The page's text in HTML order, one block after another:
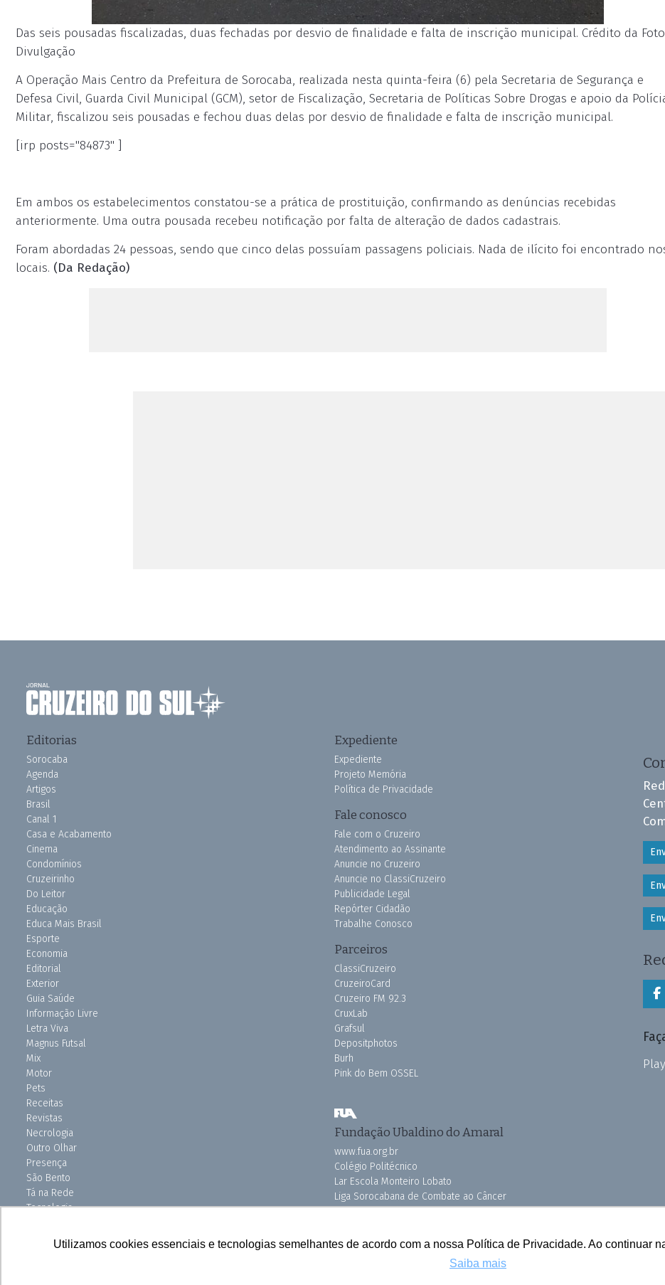
Utilizamos cookies essenciais e tecnologias semelhantes de acordo com a nossa Política de Privacidade. Ao continuar
Saiba mais
Das seis pousadas fiscalizadas, duas fechadas por desvio de finalidade e falta de inscrição municipal. Crédito da
Divulgação
A Operação Mais Centro da Prefeitura de Sorocaba, realizada nesta quinta-feira (6) pela Secretaria de Segurança e
Defesa Civil, Guarda Civil Municipal (GCM), setor de Fiscalização, Secretaria de Políticas Sobre Drogas e apoio da
Militar, fiscalizou seis pousadas e fechou duas delas por desvio de finalidade e falta de inscrição municipal.
[irp posts="84873" ]
Em ambos os estabelecimentos constatou-se a prática de prostituição, confirmando as denúncias recebidas
anteriormente. Uma outra pousada recebeu notificação por falta de alteração de dados cadastrais.
Foram abordadas 24 pessoas, sendo que cinco delas possuíam passagens policiais. Nada de ilícito foi encontrado
locais. (Da Redação)
Editorias
Sorocaba
Agenda
Artigos
Brasil
Canal 1
Casa e Acabamento
Cinema
Condomínios
Cruzeirinho
Do Leitor
Educação
Educa Mais Brasil
Esporte
Economia
Editorial
Exterior
Guia Saúde
Informação Livre
Letra Viva
Magnus Futsal
Mix
Motor
Pets
Receitas
Revistas
Necrologia
Outro Olhar
Presença
São Bento
Tá na Rede
Tecnologia
Uniso Ciência
Expediente
Expediente
Projeto Memória
Política de Privacidade
Fale conosco
Fale com o Cruzeiro
Atendimento ao Assinante
Anuncie no Cruzeiro
Anuncie no ClassiCruzeiro
Publicidade Legal
Repórter Cidadão
Trabalhe Conosco
Parceiros
ClassiCruzeiro
CruzeiroCard
Cruzeiro FM 92.3
CruxLab
Grafsul
Depositphotos
Burh
Pink do Bem OSSEL
Fundação Ubaldino do Amaral
www.fua.org.br
Colégio Politécnico
Lar Escola Monteiro Lobato
Liga Sorocabana de Combate ao Câncer
Vila dos Velhinhos